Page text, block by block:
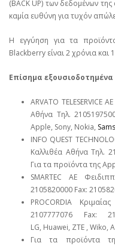
(BACK UP) των δεδομένων
καμία ευθύνη για τυχόν
Η εγγύηση για τα
Blackberry είναι 2 χρόνια και
Επίσημα
ARVATO
Αθήνα Τηλ.
Apple, Sony, Nokia,
INFO QUEST
Καλλιθέα Αθήνα Τηλ.
Για τα προϊόντα της
SMARTEC ΑΕ
2105820000 Fax:
PROCORDIA
2107777076 Fax:
LG, Huawei, ΖΤΕ , Wiko,
Για τα προϊόντα